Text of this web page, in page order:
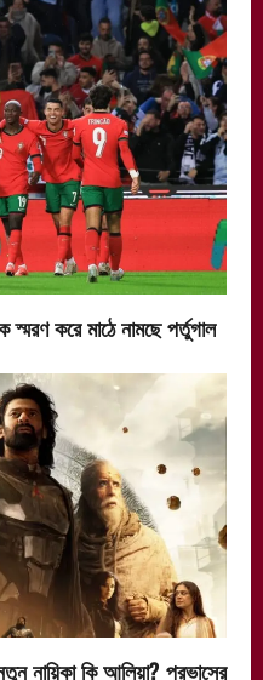
করে মাঠে নামছে পর্তুগাল
নায়িকা কি আলিয়া? প্রভাসের